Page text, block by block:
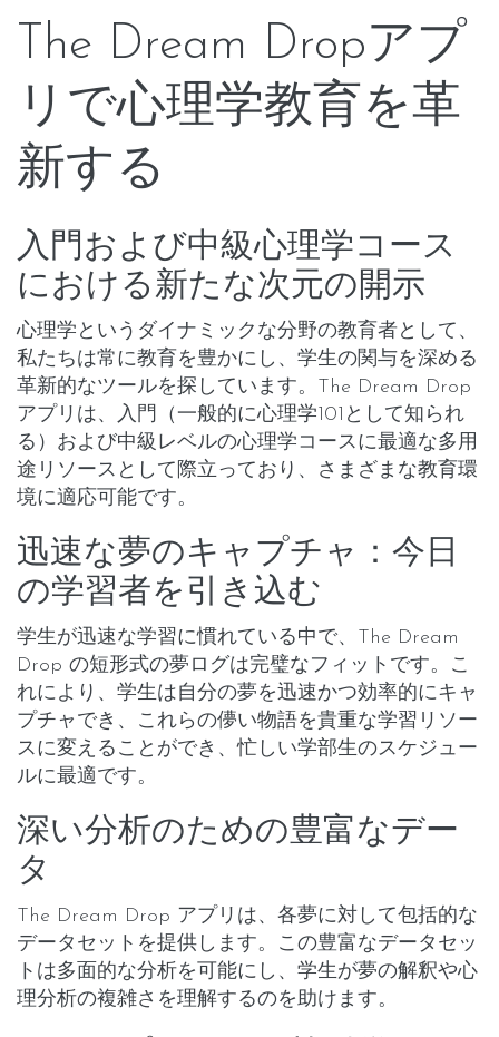
The Dream Dropアプ
リで心理学教育を革
新する
入門および中級心理学コース
における新たな次元の開示
心理学というダイナミックな分野の教育者として、
私たちは常に教育を豊かにし、学生の関与を深める
革新的なツールを探しています。The Dream Drop
アプリは、入門（一般的に心理学101として知られ
る）および中級レベルの心理学コースに最適な多用
途リソースとして際立っており、さまざまな教育環
境に適応可能です。
迅速な夢のキャプチャ：今日
の学習者を引き込む
学生が迅速な学習に慣れている中で、The Dream
Drop の短形式の夢ログは完璧なフィットです。こ
れにより、学生は自分の夢を迅速かつ効率的にキャ
プチャでき、これらの儚い物語を貴重な学習リソー
スに変えることができ、忙しい学部生のスケジュー
ルに最適です。
深い分析のための豊富なデー
タ
The Dream Drop アプリは、各夢に対して包括的な
データセットを提供します。この豊富なデータセッ
トは多面的な分析を可能にし、学生が夢の解釈や心
理分析の複雑さを理解するのを助けます。